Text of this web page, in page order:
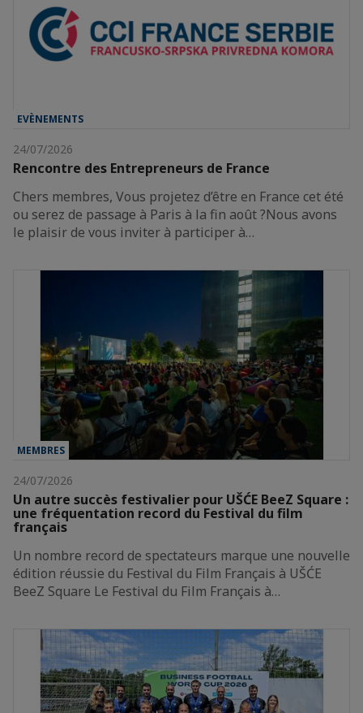
EVÈNEMENTS
24/07/2026
Rencontre des Entrepreneurs de France
Chers membres, Vous projetez d’être en France cet été
ou serez de passage à Paris à la fin août ?Nous avons
le plaisir de vous inviter à participer à…
MEMBRES
24/07/2026
Un autre succès festivalier pour UŠĆE BeeZ Square :
une fréquentation record du Festival du film
français
Un nombre record de spectateurs marque une nouvelle
édition réussie du Festival du Film Français à UŠĆE
BeeZ Square Le Festival du Film Français à…